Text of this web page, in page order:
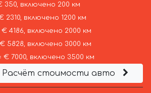
350, включено 200 км
2310, включено 1200 км
4186, включено 2000 км
5828, включено 3000 км
€ 7000, включено 3500 км
Расчёт стоимости авто